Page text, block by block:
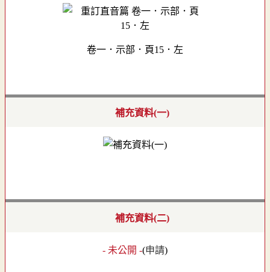
卷一．示部．頁15．左
補充資料(一)
補充資料(二)
- 未公開 -(申請)